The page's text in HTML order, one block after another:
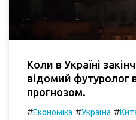
Коли в Україні
відомий футуролог
прогнозом.
#Економіка #Україна #